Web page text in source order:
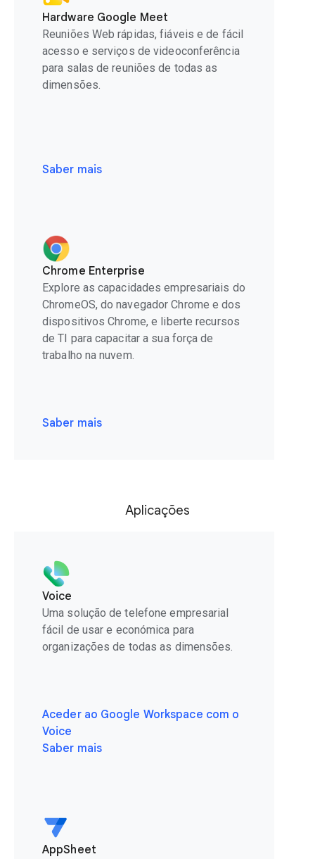
Hardware Google Meet
Reuniões Web rápidas, fiáveis e de fácil
acesso e serviços de videoconferência
para salas de reuniões de todas as
dimensões.
Saber mais
Chrome Enterprise
Explore as capacidades empresariais do
ChromeOS, do navegador Chrome e dos
dispositivos Chrome, e liberte recursos
de TI para capacitar a sua força de
trabalho na nuvem.
Saber mais
Aplicações
Voice
Uma solução de telefone empresarial
fácil de usar e económica para
organizações de todas as dimensões.
Aceder ao Google Workspace com o
Voice
Saber mais
AppSheet